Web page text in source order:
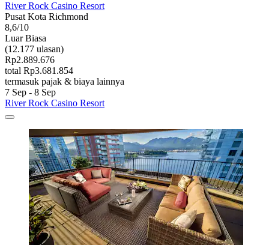
River Rock Casino Resort
Pusat Kota Richmond
8,6/10
Luar Biasa
(12.177 ulasan)
Rp2.889.676
total Rp3.681.854
termasuk pajak & biaya lainnya
7 Sep - 8 Sep
River Rock Casino Resort